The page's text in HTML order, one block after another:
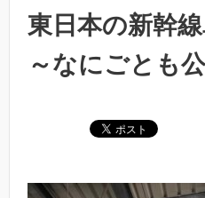
東日本の新幹
～なにごとも